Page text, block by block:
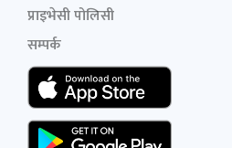
प्राइभेसी पोलिसी
सम्पर्क